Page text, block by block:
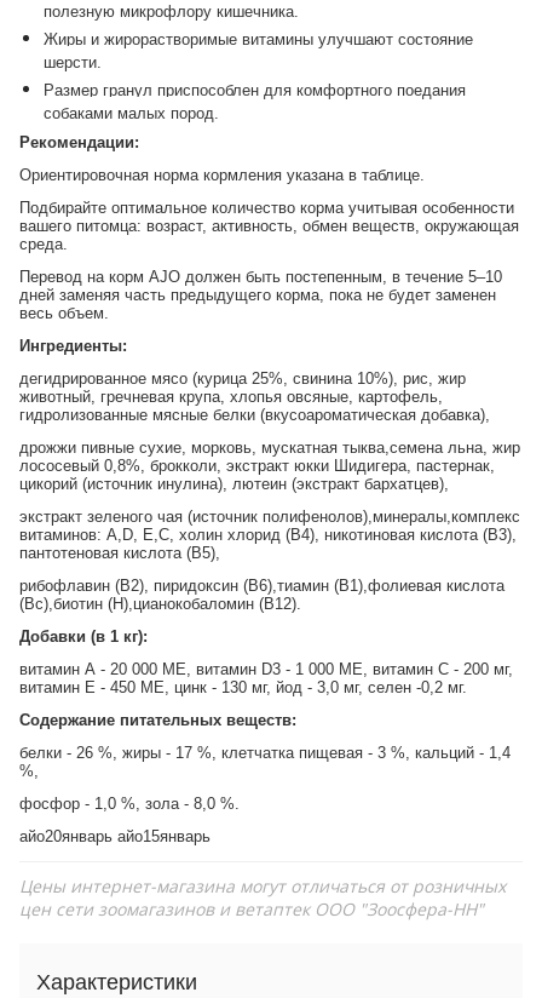
полезную микрофлору кишечника.
Жиры и жирорастворимые витамины улучшают состояние
шерсти.
Размер гранул приспособлен для комфортного поедания
собаками малых пород.
Рекомендации:
Ориентировочная норма кормления указана в таблице.
Подбирайте оптимальное количество корма учитывая особенности
вашего питомца: возраст, активность, обмен веществ, окружающая
среда.
Перевод на корм AJO должен быть постепенным, в течение 5–10
дней заменяя часть предыдущего корма, пока не будет заменен
весь объем.
Ингредиенты:
дегидрированное мясо (курица 25%, свинина 10%), рис, жир
животный, гречневая крупа, хлопья овсяные, картофель,
гидролизованные мясные белки (вкусоароматическая добавка),
дрожжи пивные сухие, морковь, мускатная тыква,семена льна, жир
лососевый 0,8%, брокколи, экстракт юкки Шидигера, пастернак,
цикорий (источник инулина), лютеин (экстракт бархатцев),
экстракт зеленого чая (источник полифенолов),минералы,комплекс
витаминов: А,D, Е,С, холин хлорид (В4), никотиновая кислота (В3),
пантотеновая кислота (В5),
рибофлавин (В2), пиридоксин (В6),тиамин (В1),фолиевая кислота
(Вс),биотин (Н),цианокобаломин (В12).
Добавки (в 1 кг):
витамин А - 20 000 МЕ, витамин D3 - 1 000 ME, витамин С - 200 мг,
витамин E - 450 ME, цинк - 130 мг, йод - 3,0 мг, селен -0,2 мг.
Содержание питательных веществ:
белки - 26 %, жиры - 17 %, клетчатка пищевая - 3 %, кальций - 1,4
%,
фосфор - 1,0 %, зола - 8,0 %.
айо20январь айо15январь
Цены интернет-магазина могут отличаться от розничных
цен сети зоомагазинов и ветаптек ООО "Зоосфера-НН"
Характеристики